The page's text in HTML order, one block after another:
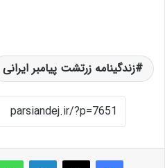
زندگینامه زرتشت پیامبر ایرانی
فیس بوک X لینکدین